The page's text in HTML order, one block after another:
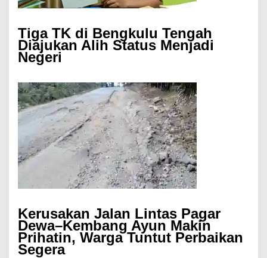
Tiga TK di Bengkulu Tengah
Diajukan Alih Status Menjadi
Negeri
Kerusakan Jalan Lintas Pagar
Dewa–Kembang Ayun Makin
Prihatin, Warga Tuntut Perbaikan
Segera